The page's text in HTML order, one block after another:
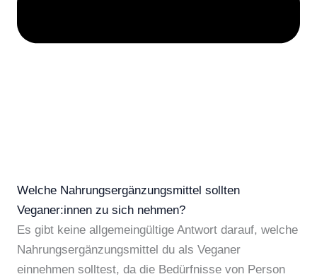
Welche Nahrungsergänzungsmittel sollten
Veganer:innen zu sich nehmen?
Es gibt keine allgemeingültige Antwort darauf, welche
Nahrungsergänzungsmittel du als Veganer
einnehmen solltest, da die Bedürfnisse von Person